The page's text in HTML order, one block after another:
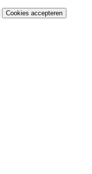
Cookies accepteren